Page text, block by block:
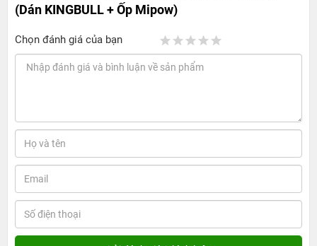
(Dán KINGBULL + Ốp Mipow)
Chọn đánh giá của bạn